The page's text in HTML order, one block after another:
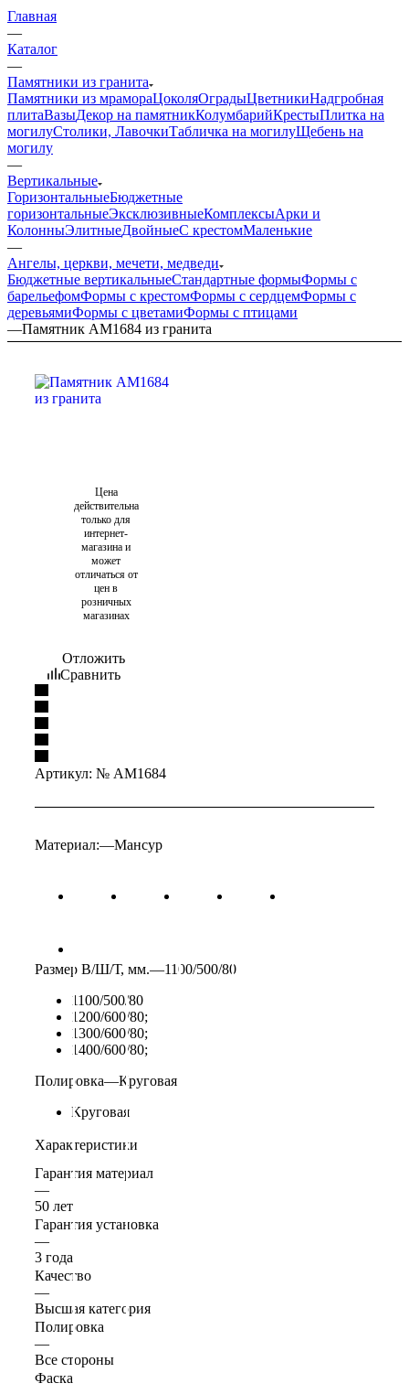
Главная
—
Каталог
—
Памятники из гранита
Памятники из мрамораЦоколяОградыЦветникиНадгробная
плитаВазыДекор на памятникКолумбарийКрестыПлитка на
могилуСтолики, ЛавочкиТабличка на могилуЩебень на
могилу
—
Вертикальные
ГоризонтальныеБюджетные
горизонтальныеЭксклюзивныеКомплексыАрки и
КолонныЭлитныеДвойныеС крестомМаленькие
—
Ангелы, церкви, мечети, медведи
Бюджетные вертикальныеСтандартные формыФормы с
барельефомФормы с крестомФормы с сердцемФормы с
деревьямиФормы с цветамиФормы с птицами
—Памятник AM1684 из гранита
Цена
действительна
только для
интернет-
магазина и
может
отличаться от
цен в
розничных
магазинах
Отложить
Сравнить
Артикул: № AM1684
Материал:—Мансур
Размер В/Ш/Т, мм.—1100/500/80
1100/500/80
1200/600/80;
1300/600/80;
1400/600/80;
Полировка—Круговая
Круговая
Характеристики
Гарантия материал
—
50 лет
Гарантия установка
—
3 года
Качество
—
Высшая категория
Полировка
—
Все стороны
Фаска